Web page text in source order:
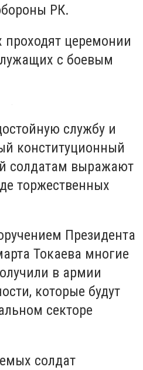
РК.
проходят церемонии
с боевым
службу и
конституционный
солдатам выражают
торжественных
Президента
Токаева многие
в армии
которые будут
секторе
солдат